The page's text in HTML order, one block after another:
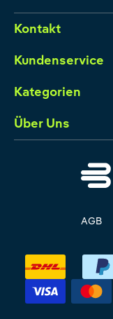
Kontakt
Kundenservice
Kategorien
Über Uns
AGB